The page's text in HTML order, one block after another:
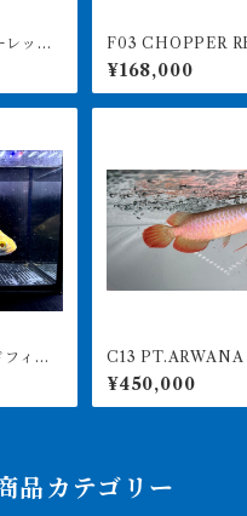
F03 CHOPPER RED チョッ
パーレッド 25㎝前後 BILLY
-KENオリジナル ア
ワナ 紅龍ショー
¥168,000
真は
C13 PT.ARWANA LESTARI
最高峰紅龍 アブソ
レッド 16㎝前後
153 アグスファーム
¥450,000
品カテゴリー